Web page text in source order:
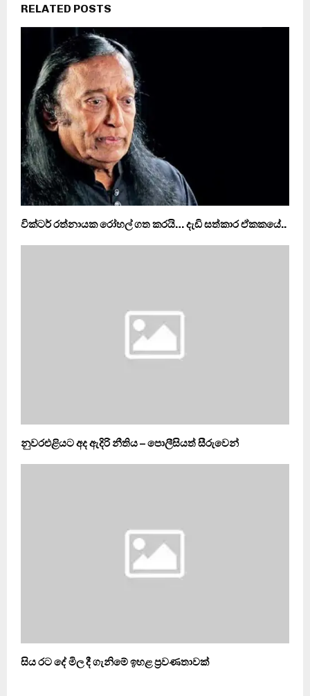
RELATED POSTS
වික්ටර් රත්නායක රෝහල් ගත කරයි… දැඩි සත්කාර ඒකකයේ..
නුවරඑළියට අද ඇදිරි නීතිය – පොලීසියත් සීරුවෙන්
සිය රට දේ මිල දී ගැනිමේ ඉහළ ප්‍රවණතාවක්